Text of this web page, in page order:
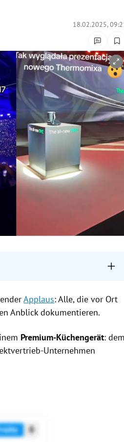
18.02.2025,
: Publikum ist Feuer und
Applaus: Alle, die vor Ort
Anblick dokumentieren.
Premium-Küchengerät: dem
Unternehmen